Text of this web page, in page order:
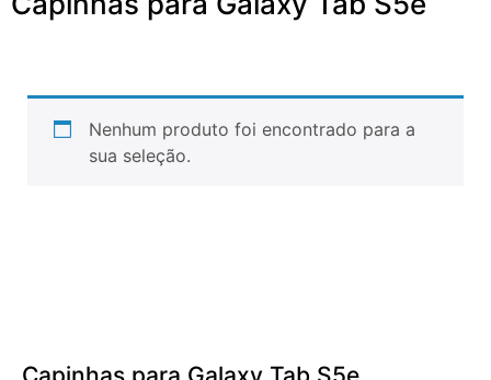
Nenhum produto foi encontrado para a
sua seleção.